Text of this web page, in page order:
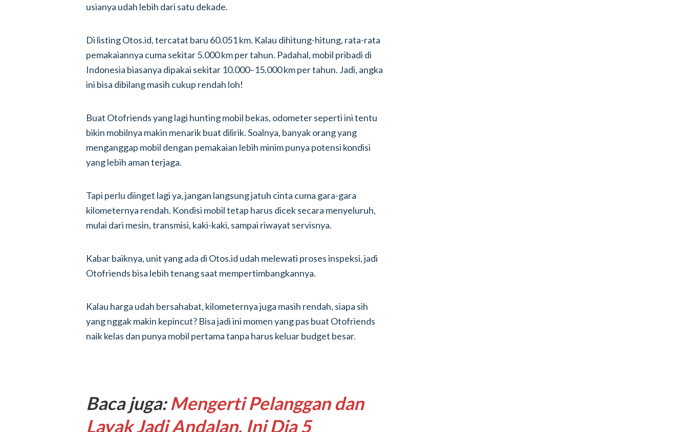
usianya udah lebih dari satu dekade.
Di listing Otos.id, tercatat baru 60.051 km. Kalau dihitung-hitung, rata-rata
pemakaiannya cuma sekitar 5.000 km per tahun. Padahal, mobil pribadi di
Indonesia biasanya dipakai sekitar 10.000–15.000 km per tahun. Jadi, angka
ini bisa dibilang masih cukup rendah loh!
Buat Otofriends yang lagi hunting mobil bekas, odometer seperti ini tentu
bikin mobilnya makin menarik buat dilirik. Soalnya, banyak orang yang
menganggap mobil dengan pemakaian lebih minim punya potensi kondisi
yang lebih aman terjaga.
Tapi perlu diinget lagi ya, jangan langsung jatuh cinta cuma gara-gara
kilometernya rendah. Kondisi mobil tetap harus dicek secara menyeluruh,
mulai dari mesin, transmisi, kaki-kaki, sampai riwayat servisnya.
Kabar baiknya, unit yang ada di Otos.id udah melewati proses inspeksi, jadi
Otofriends bisa lebih tenang saat mempertimbangkannya.
Kalau harga udah bersahabat, kilometernya juga masih rendah, siapa sih
yang nggak makin kepincut? Bisa jadi ini momen yang pas buat Otofriends
naik kelas dan punya mobil pertama tanpa harus keluar budget besar.
Baca juga:Mengerti Pelanggan dan
Layak Jadi Andalan, Ini Dia 5